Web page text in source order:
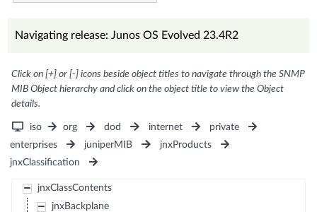
Navigating release: Junos OS Evolved 23.4R2
Click on [+] or [-] icons beside object titles to navigate through the SNMP
MIB Object hierarchy and click on the object title to view the Object
details.
iso org dod internet
private
enterprises
juniperMIB
jnxProducts
jnxClassification
jnxClassContents
jnxBackplane